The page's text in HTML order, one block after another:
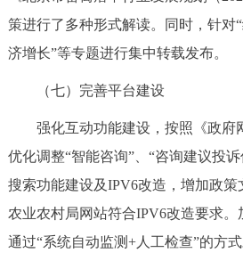
策进行了多种形式解读。同时，针对
济增长”等专题进行集中转载发布。
（七）完善平台建设
强化互动功能建设，按照《政府
优化调整“智能咨询”、“咨询建议投
搜索功能建设及IPV6改造，增加政
农业农村局网站符合IPV6改造要求。
通过“系统自动监测+人工检查”的方